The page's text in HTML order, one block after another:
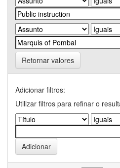
Retornar valores
Adicionar filtros:
Utilizar filtros para refinar o